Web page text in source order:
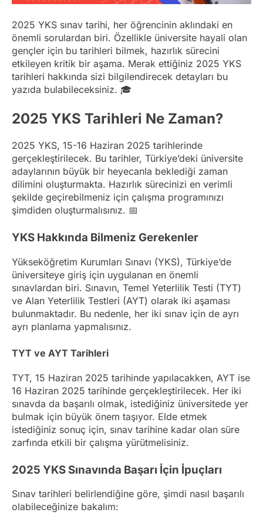
2025 YKS sınav tarihi, her öğrencinin aklındaki en
önemli sorulardan biri. Özellikle üniversite hayali olan
gençler için bu tarihleri bilmek, hazırlık sürecini
etkileyen kritik bir aşama. Merak ettiğiniz 2025 YKS
tarihleri hakkında sizi bilgilendirecek detayları bu
yazıda bulabileceksiniz. 🎓
2025 YKS Tarihleri Ne Zaman?
2025 YKS, 15-16 Haziran 2025 tarihlerinde
gerçekleştirilecek. Bu tarihler, Türkiye’deki üniversite
adaylarının büyük bir heyecanla beklediği zaman
dilimini oluşturmakta. Hazırlık sürecinizi en verimli
şekilde geçirebilmeniz için çalışma programınızı
şimdiden oluşturmalısınız. 📅
YKS Hakkında Bilmeniz Gerekenler
Yükseköğretim Kurumları Sınavı (YKS), Türkiye’de
üniversiteye giriş için uygulanan en önemli
sınavlardan biri. Sınavın, Temel Yeterlilik Testi (TYT)
ve Alan Yeterlilik Testleri (AYT) olarak iki aşaması
bulunmaktadır. Bu nedenle, her iki sınav için de ayrı
ayrı planlama yapmalısınız.
TYT ve AYT Tarihleri
TYT, 15 Haziran 2025 tarihinde yapılacakken, AYT ise
16 Haziran 2025 tarihinde gerçekleştirilecek. Her iki
sınavda da başarılı olmak, istediğiniz üniversitede yer
bulmak için büyük önem taşıyor. Elde etmek
istediğiniz sonuç için, sınav tarihine kadar olan süre
zarfında etkili bir çalışma yürütmelisiniz.
2025 YKS Sınavında Başarı İçin İpuçları
Sınav tarihleri belirlendiğine göre, şimdi nasıl başarılı
olabileceğinize bakalım: